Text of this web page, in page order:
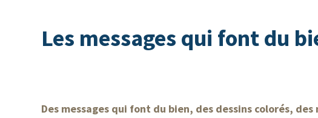
Les messages qui font du
Des messages qui font du bien, des dessins colorés,